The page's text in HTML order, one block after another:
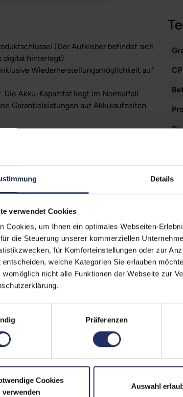
Details
verwendet Cookies
Cookies, um Ihnen ein optimales Webseiten-
die Steuerung unserer kommerziellen
für Komforteinstellungen oder zur
entscheiden, welche Kategorien Sie erlauben
womöglich nicht alle Funktionen der Webseite zur
Präferenzen
Cookies
verwenden
Auswahl
(Der Aufkleber befindet sich
digital hinterlegt)
Wiederherstellungsmöglichkeit auf
Die Akku-Kapazität liegt im Normalfall
Garantieleistungen auf Akkulaufzeiten